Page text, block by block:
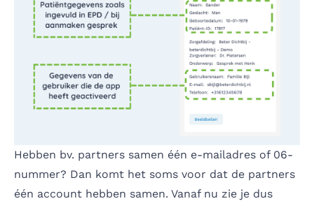
Hebben bv. partners samen één e-mailadres of 06-
nummer? Dan komt het soms voor dat de partners
één account hebben samen. Vanaf nu zie je dus